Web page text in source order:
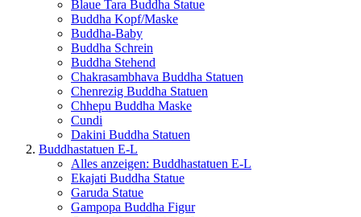
Blaue Tara Buddha Statue
Buddha Kopf/Maske
Buddha-Baby
Buddha Schrein
Buddha Stehend
Chakrasambhava Buddha Statuen
Chenrezig Buddha Statuen
Chhepu Buddha Maske
Cundi
Dakini Buddha Statuen
Buddhastatuen E-L
Alles anzeigen: Buddhastatuen E-L
Ekajati Buddha Statue
Garuda Statue
Gampopa Buddha Figur